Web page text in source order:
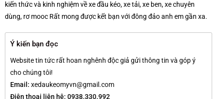
kiến thức và kinh nghiệm về xe đầu kéo, xe tải, xe ben, xe chuyên
dùng, rơ mooc Rất mong được kết bạn với đông đảo anh em gần xa.
Ý kiến bạn đọc
Website tin tức rất hoan nghênh độc giả gửi thông tin và góp ý
cho chúng tôi!
Email: xedaukeomyvn@gmail.com
Điện thoại liên hệ: 0938.330.992